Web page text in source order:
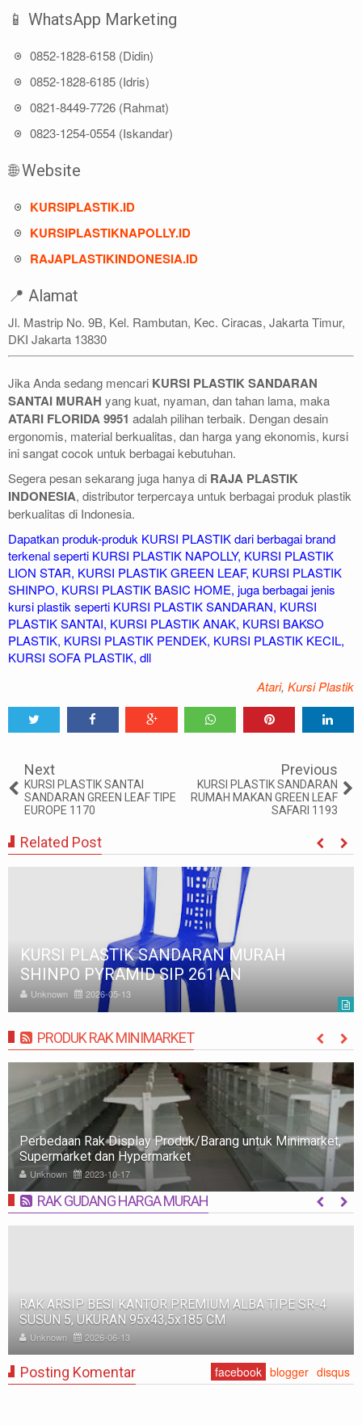
📱 WhatsApp Marketing
0852-1828-6158 (Didin)
0852-1828-6185 (Idris)
0821-8449-7726 (Rahmat)
0823-1254-0554 (Iskandar)
🌐 Website
KURSIPLASTIK.ID
KURSIPLASTIKNAPOLLY.ID
RAJAPLASTIKINDONESIA.ID
📍 Alamat
Jl. Mastrip No. 9B, Kel. Rambutan, Kec. Ciracas, Jakarta Timur,
DKI Jakarta 13830
Jika Anda sedang mencari KURSI PLASTIK SANDARAN
SANTAI MURAH yang kuat, nyaman, dan tahan lama, maka
ATARI FLORIDA 9951 adalah pilihan terbaik. Dengan desain
ergonomis, material berkualitas, dan harga yang ekonomis, kursi
ini sangat cocok untuk berbagai kebutuhan.
Segera pesan sekarang juga hanya di RAJA PLASTIK
INDONESIA, distributor terpercaya untuk berbagai produk plastik
berkualitas di Indonesia.
Dapatkan produk-produk KURSI PLASTIKdari berbagai brand
terkenal seperti KURSI PLASTIK NAPOLLY, KURSI PLASTIK
LION STAR, KURSI PLASTIK GREEN LEAF, KURSI PLASTIK
SHINPO, KURSI PLASTIK BASIC HOME, juga berbagai jenis
kursi plastik seperti KURSI PLASTIK SANDARAN, KURSI
PLASTIK SANTAI, KURSI PLASTIK ANAK, KURSI BAKSO
PLASTIK, KURSI PLASTIK PENDEK, KURSI PLASTIK KECIL,
KURSI SOFA PLASTIK, dll
Atari, Kursi Plastik
Next
KURSI PLASTIK SANTAI
SANDARAN GREEN LEAF TIPE
EUROPE 1170
Previous
KURSI PLASTIK SANDARAN
RUMAH MAKAN GREEN LEAF
SAFARI 1193
Related Post
KURSI PLASTIK SANTAI SANDARAN
SHINPO KINGWOOD SIP 941 H
Unknown 2026-05-13
PRODUK RAK MINIMARKET MORE
Rak Minimarket: Pengertian, Jenis, Fungsi, dan Tips
Memilih
Unknown 2023-10-09
RAK GUDANG HARGA MURAH MORE
RAK BESI SUSUN GUDANG PABRIK MEDIUM DUTY ZA-
500, WARNA FULL BIRU, UKURAN 150x100x200 CM
Unknown 2025-11-12
Posting Komentar facebook blogger disqus